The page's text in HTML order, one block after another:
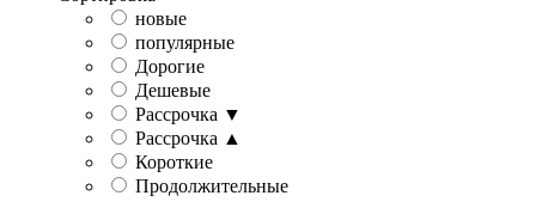
новые
популярные
Дорогие
Дешевые
Рассрочка ▼
Рассрочка ▲
Короткие
Продолжительные